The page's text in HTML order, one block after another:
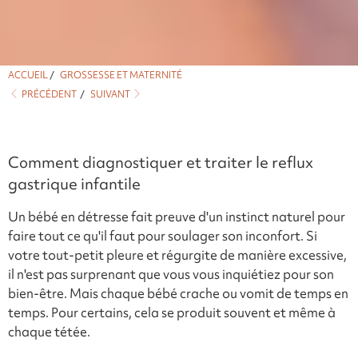
ACCUEIL/ GROSSESSE ET MATERNITÉ
PRÉCÉDENT / SUIVANT
Comment diagnostiquer et traiter le reflux
gastrique infantile
Un bébé en détresse fait preuve d'un instinct naturel pour
faire tout ce qu'il faut pour soulager son inconfort. Si
votre tout-petit pleure et régurgite de manière excessive,
il n'est pas surprenant que vous vous inquiétiez pour son
bien-être. Mais chaque bébé crache ou vomit de temps en
temps. Pour certains, cela se produit souvent et même à
chaque tétée.